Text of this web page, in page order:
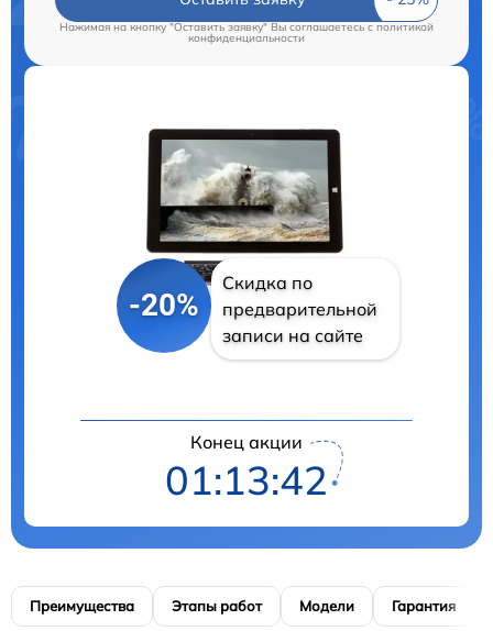
Нажимая на кнопку "Оставить заявку" Вы соглашаетесь cполитикой
конфиденциальности
-20%
Скидка по
предварительной
записи на сайте
Конец акции
01:13:41
Преимущества Этапы работ Модели Гарантия